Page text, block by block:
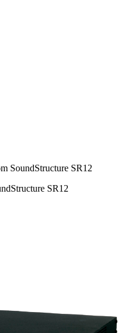
SoundStructure SR12
SR12